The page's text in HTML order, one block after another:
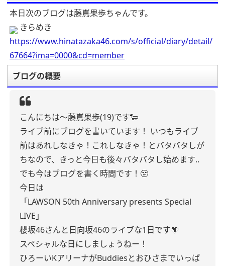
本日次のブログは藤嶌果歩ちゃんです。
きらめき
https://www.hinatazaka46.com/s/official/diary/detail/
67664?ima=0000&cd=member
ブログの概要
こんにちは〜藤嶌果歩(19)です🐑
ライブ前にブログを書いています！ いつもライブ
前はあれしなきゃ！これしなきゃ！とバタバタしが
ちなので、きっと今日も後々バタバタし始めます..
でも今はブログを書く時間です！😤
今日は
「LAWSON 50th Anniversary presents Special
LIVE」
櫻坂46さんと日向坂46のライブな1日です🩵
スペシャルな日にしましょうねー！
ひろーいKアリーナがBuddiesとおひさまでいっぱ